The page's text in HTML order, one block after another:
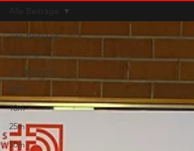
Alle Beiträge
Training
Wettkämpfe
2019
10m
25m
50m
Alle Beiträge